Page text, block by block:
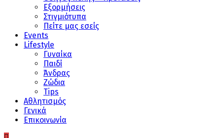
Εξορμήσεις
Στιγμιότυπα
Πείτε μας εσείς
Events
Lifestyle
Γυναίκα
Παιδί
Άνδρας
Ζώδια
Tips
Αθλητισμός
Γενικά
Επικοινωνία